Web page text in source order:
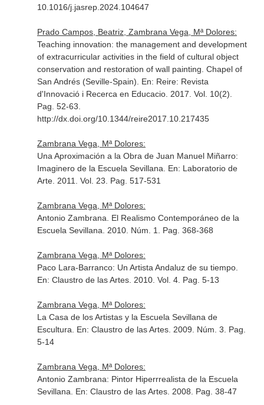
10.1016/j.jasrep.2024.104647
Prado Campos, Beatriz, Zambrana Vega, Mª Dolores:
Teaching innovation: the management and development
of extracurricular activities in the field of cultural object
conservation and restoration of wall painting. Chapel of
San Andrés (Seville-Spain). En: Reire: Revista
d'Innovació i Recerca en Educacio. 2017. Vol. 10(2).
Pag. 52-63.
http://dx.doi.org/10.1344/reire2017.10.217435
Zambrana Vega, Mª Dolores:
Una Aproximación a la Obra de Juan Manuel Miñarro:
Imaginero de la Escuela Sevillana. En: Laboratorio de
Arte. 2011. Vol. 23. Pag. 517-531
Zambrana Vega, Mª Dolores:
Antonio Zambrana. El Realismo Contemporáneo de la
Escuela Sevillana. 2010. Núm. 1. Pag. 368-368
Zambrana Vega, Mª Dolores:
Paco Lara-Barranco: Un Artista Andaluz de su tiempo.
En: Claustro de las Artes. 2010. Vol. 4. Pag. 5-13
Zambrana Vega, Mª Dolores:
La Casa de los Artistas y la Escuela Sevillana de
Escultura. En: Claustro de las Artes. 2009. Núm. 3. Pag.
5-14
Zambrana Vega, Mª Dolores:
Antonio Zambrana: Pintor Hiperrrealista de la Escuela
Sevillana. En: Claustro de las Artes. 2008. Pag. 38-47